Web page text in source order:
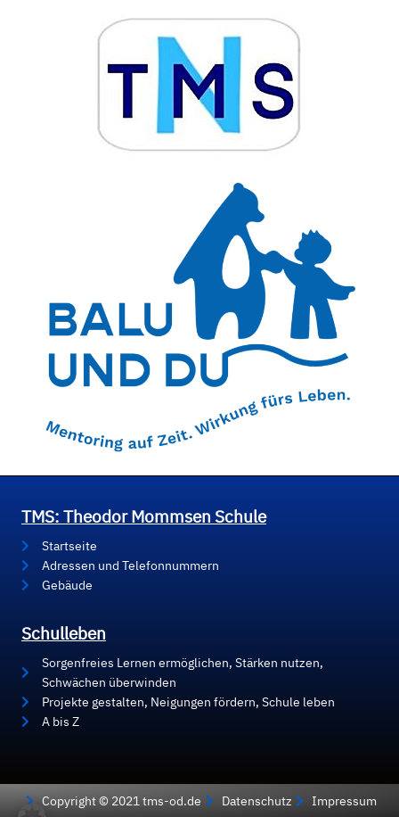
TMS: Theodor Mommsen Schule
Startseite
Adressen und Telefonnummern
Gebäude
Schulleben
Sorgenfreies Lernen ermöglichen, Stärken nutzen,
Schwächen überwinden
Projekte gestalten, Neigungen fördern, Schule leben
A bis Z
Copyright © 2021 tms-od.de Datenschutz Impressum